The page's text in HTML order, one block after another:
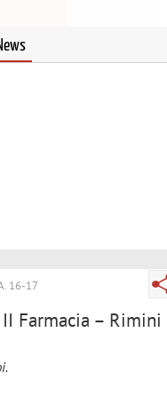
16-17
Farmacia – Rimini